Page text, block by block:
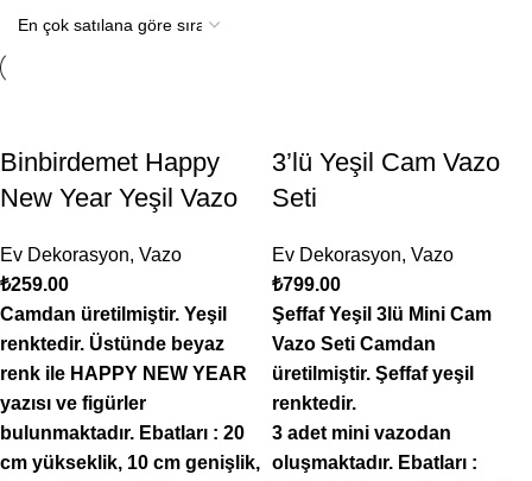
Binbirdemet Happy
New Year Yeşil Vazo
Ev Dekorasyon, Vazo
₺259.00
Camdan üretilmiştir. Yeşil
renktedir. Üstünde beyaz
renk ile HAPPY NEW YEAR
yazısı ve figürler
bulunmaktadır. Ebatları : 20
cm yükseklik, 10 cm genişlik,
3’lü Yeşil Cam Vazo
Seti
Ev Dekorasyon, Vazo
₺799.00
Şeffaf Yeşil 3lü Mini Cam
Vazo Seti Camdan
üretilmiştir. Şeffaf yeşil
renktedir.
3 adet mini vazodan
oluşmaktadır. Ebatları :